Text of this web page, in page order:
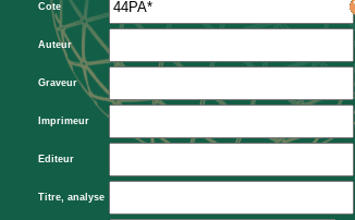
Cote
Auteur
Graveur
Imprimeur
Editeur
Titre, analyse